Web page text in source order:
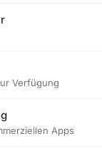
Verfügung
Apps